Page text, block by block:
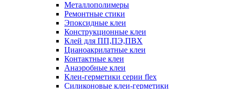
Металлополимеры
Ремонтные стики
Эпоксидные клеи
Конструкционные клеи
Клей для ПП,ПЭ,ПВХ
Цианоакрилатные клеи
Контактные клеи
Анаэробные клеи
Клеи-герметики серии flex
Силиконовые клеи-герметики